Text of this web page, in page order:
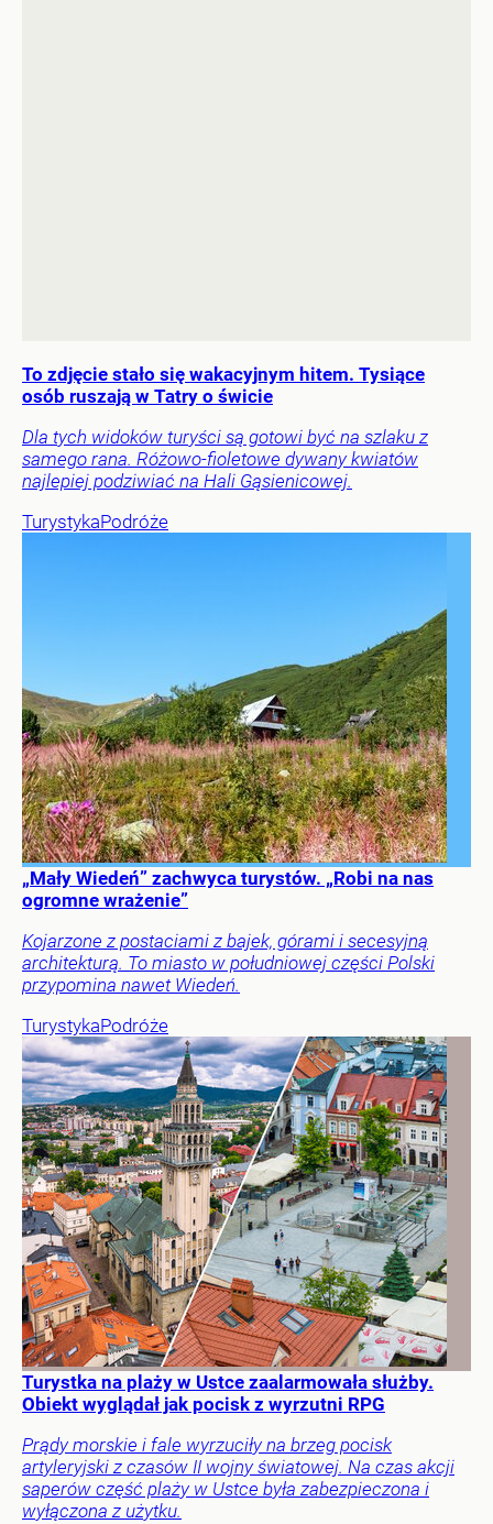
To zdjęcie stało się wakacyjnym hitem. Tysiące
osób ruszają w Tatry o świcie
Dla tych widoków turyści są gotowi być na szlaku z
samego rana. Różowo-fioletowe dywany kwiatów
najlepiej podziwiać na Hali Gąsienicowej.
TurystykaPodróże
„Mały Wiedeń” zachwyca turystów. „Robi na nas
ogromne wrażenie”
Kojarzone z postaciami z bajek, górami i secesyjną
architekturą. To miasto w południowej części Polski
przypomina nawet Wiedeń.
TurystykaPodróże
Turystka na plaży w Ustce zaalarmowała służby.
Obiekt wyglądał jak pocisk z wyrzutni RPG
Prądy morskie i fale wyrzuciły na brzeg pocisk
artyleryjski z czasów II wojny światowej. Na czas akcji
saperów część plaży w Ustce była zabezpieczona i
wyłączona z użytku.